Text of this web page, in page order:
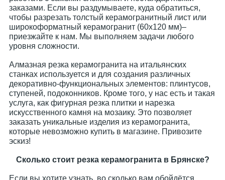
заказами. Если вы раздумываете, куда обратиться,
чтобы разрезать толстый керамогранитный лист или
широкоформатный керамогранит (60х120 мм)–
приезжайте к нам. Мы выполняем задачи любого
уровня сложности.
Алмазная резка керамогранита на итальянских
станках используется и для создания различных
декоративно-функциональных элементов: плинтусов,
ступеней, подоконников. Кроме того, у нас есть и такая
услуга, как фигурная резка плитки и нарезка
искусственного камня на мозаику. Это позволяет
заказать уникальные изделия из керамогранита,
которые невозможно купить в магазине. Привозите
эскиз!
Сколько стоит резка керамогранита в Брянске?
Если вы хотите узнать, во сколько вам обойдётся